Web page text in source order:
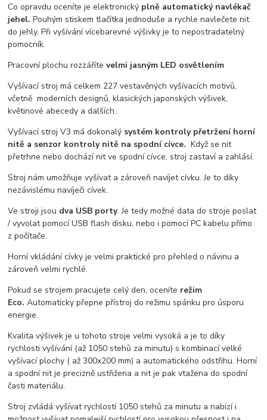
Co opravdu oceníte je elektronický plně automatický navlékač
jehel.Pouhým stiskem tlačítka jednoduše a rychle navlečete nit
do jehly. Při vyšívání vícebarevné výšivky je to nepostradatelný
pomocník.
Pracovní plochu rozzářítevelmi jasným LED osvětlením
Vyšívací stroj má celkem 227 vestavěných vyšívacích motivů,
včetně moderních designů, klasických japonských výšivek,
květinové abecedy a dalších..
Vyšívací stroj V3 má dokonalý systém kontroly přetržení horní
nitě a senzor kontroly nitě na spodní cívce. Když se nit
přetrhne nebo dochází nit ve spodní cívce, stroj zastaví a zahlásí.
Stroj nám umožňuje vyšívat a zároveň navíjet cívku. Je to díky
nezávislému navíječi cívek.
Ve stroji jsou dva USB porty. Je tedy možné data do stroje poslat
/ vyvolat pomocí USB flash disku, nebo i pomocí PC kabelu přímo
z počítače.
Horní vkládání cívky je velmi praktické pro přehled o návinu a
zároveň velmi rychlé.
Pokud se strojem pracujete celý den, oceníte režim
Eco. Automaticky přepne přístroj do režimu spánku pro úsporu
energie.
Kvalita výšivek je u tohoto stroje velmi vysoká a je to díky
rychlosti vyšívání (až 1050 stehů za minutu) s kombinací velké
vyšívací plochy ( až 300x200 mm) a automatického odstřihu. Horní
a spodní nit je precizně ustřižena a nit je pak vtažena do spodní
časti materiálu.
Stroj zvládá vyšívat rychlostí 1050 stehů za minutu a nabízí i